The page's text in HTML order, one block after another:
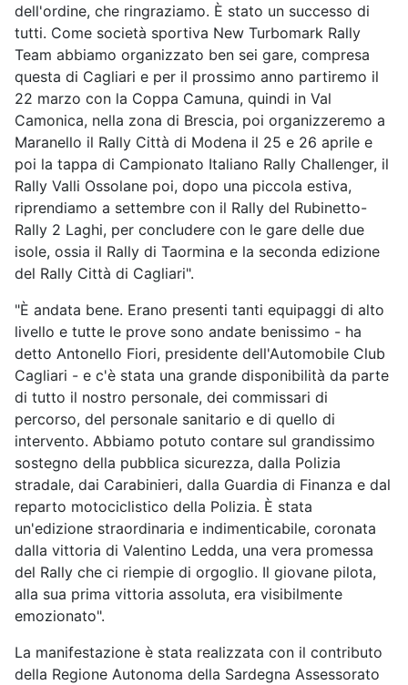
dell'ordine, che ringraziamo. È stato un successo di
tutti. Come società sportiva New Turbomark Rally
Team abbiamo organizzato ben sei gare, compresa
questa di Cagliari e per il prossimo anno partiremo il
22 marzo con la Coppa Camuna, quindi in Val
Camonica, nella zona di Brescia, poi organizzeremo a
Maranello il Rally Città di Modena il 25 e 26 aprile e
poi la tappa di Campionato Italiano Rally Challenger, il
Rally Valli Ossolane poi, dopo una piccola estiva,
riprendiamo a settembre con il Rally del Rubinetto-
Rally 2 Laghi, per concludere con le gare delle due
isole, ossia il Rally di Taormina e la seconda edizione
del Rally Città di Cagliari".
"È andata bene. Erano presenti tanti equipaggi di alto
livello e tutte le prove sono andate benissimo - ha
detto Antonello Fiori, presidente dell'Automobile Club
Cagliari - e c'è stata una grande disponibilità da parte
di tutto il nostro personale, dei commissari di
percorso, del personale sanitario e di quello di
intervento. Abbiamo potuto contare sul grandissimo
sostegno della pubblica sicurezza, dalla Polizia
stradale, dai Carabinieri, dalla Guardia di Finanza e dal
reparto motociclistico della Polizia. È stata
un'edizione straordinaria e indimenticabile, coronata
dalla vittoria di Valentino Ledda, una vera promessa
del Rally che ci riempie di orgoglio. Il giovane pilota,
alla sua prima vittoria assoluta, era visibilmente
emozionato".
La manifestazione è stata realizzata con il contributo
della Regione Autonoma della Sardegna Assessorato